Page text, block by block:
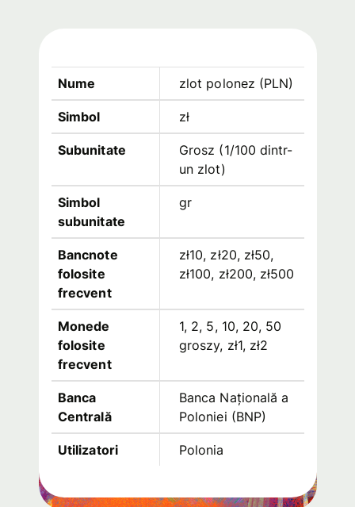
Nume zlot polonez (PLN)
Simbol zł
Subunitate
Grosz (1/100 dintr-
un zlot)
Simbol
subunitate
gr
Bancnote
folosite
frecvent
zł10, zł20, zł50,
zł100, zł200, zł500
Monede
folosite
frecvent
1, 2, 5, 10, 20, 50
groszy, zł1, zł2
Banca
Centrală
Banca Națională a
Poloniei (BNP)
Utilizatori Polonia